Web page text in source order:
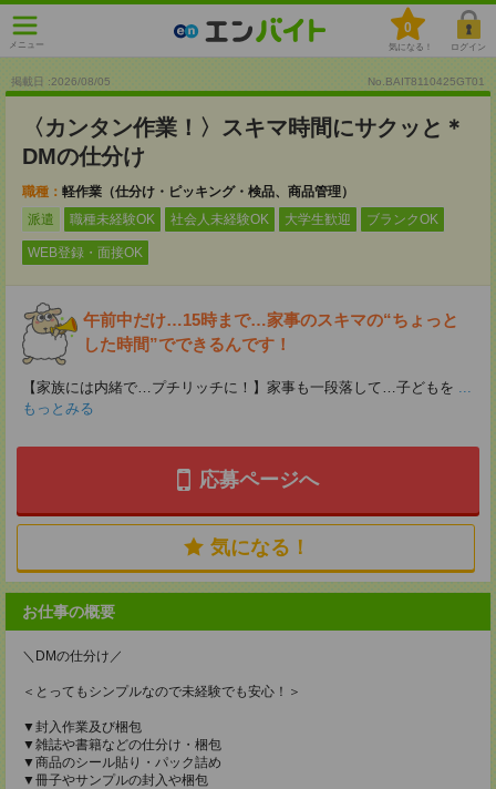
メニュー
0
気になる！ ログイン
掲載日 :2026/08/05 No.BAIT8110425GT01
〈カンタン作業！〉スキマ時間にサクッと＊
DMの仕分け
職種： 軽作業（仕分け・ピッキング・検品、商品管理）
派遣
職種未経験OK 社会人未経験OK 大学生歓迎 ブランクOK
WEB登録・面接OK
午前中だけ…15時まで…家事のスキマの“ちょっと
した時間”でできるんです！
【家族には内緒で…プチリッチに！】家事も一段落して…子どもを ...
もっとみる
応募ページへ
気になる！
お仕事の概要
＼DMの仕分け／
＜とってもシンプルなので未経験でも安心！＞
▼封入作業及び梱包
▼雑誌や書籍などの仕分け・梱包
▼商品のシール貼り・パック詰め
▼冊子やサンプルの封入や梱包